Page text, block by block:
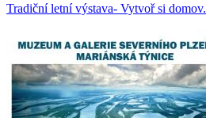
Tradiční letní výstava- Vytvoř si domov.